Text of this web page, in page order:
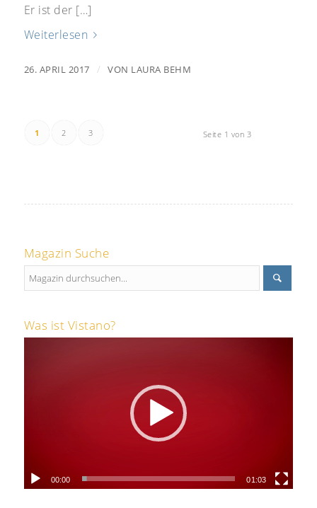
Er ist der […]
Weiterlesen
26. APRIL 2017 / VON LAURA BEHM
Seite 1 von 3
1 2 3
Magazin Suche
Was ist Vistano?
00:00 01:03